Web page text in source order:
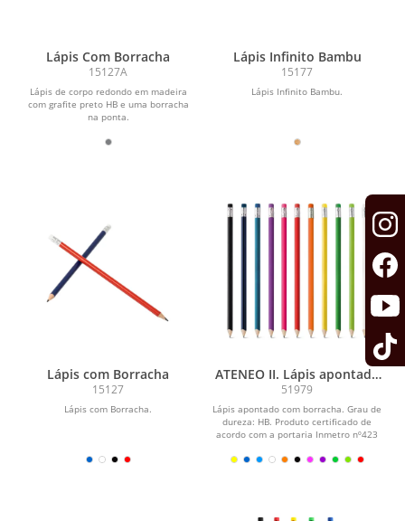
Lápis Com Borracha
15127A
Lápis de corpo redondo em madeira
com grafite preto HB e uma borracha
na ponta.
Lápis Infinito Bambu
15177
Lápis Infinito Bambu.
Lápis com Borracha
15127
Lápis com Borracha.
ATENEO II. Lápis apontado
com borracha
51979
Lápis apontado com borracha. Grau de
dureza: HB. Produto certificado de
acordo com a portaria Inmetro nº423